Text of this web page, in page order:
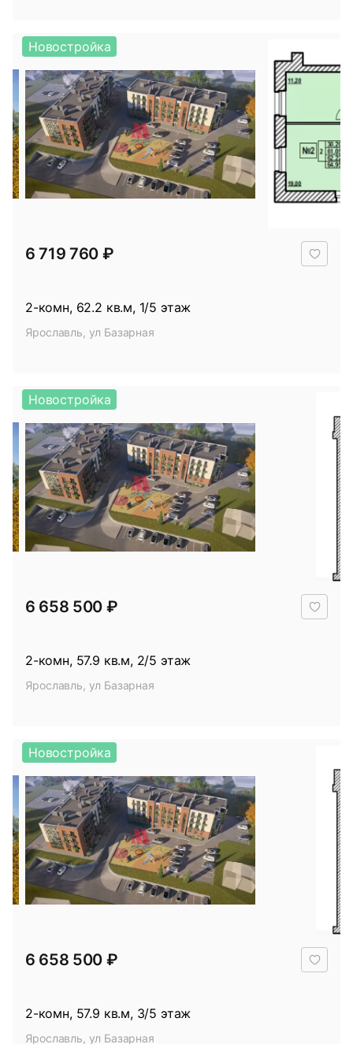
2-комн, 62.2 кв.м, 1/5 этаж
Ярославль, ул Базарная
6 719 760 ₽
Новостройка
2-комн, 57.9 кв.м, 2/5 этаж
Ярославль, ул Базарная
6 658 500 ₽
Новостройка
2-комн, 57.9 кв.м, 3/5 этаж
Ярославль, ул Базарная
6 658 500 ₽
Новостройка